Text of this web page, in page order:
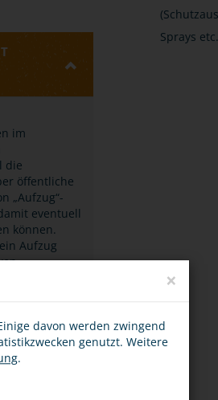
im
die
öffentliche
„Aufzug“-
eventuell
können.
Aufzug
Sprays
×
davon werden zwingend
genutzt. Weitere
.